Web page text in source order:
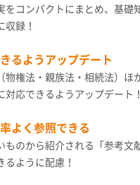
をコンパクトにまとめ、基
録！
るようアップデート
物権法・親族法・相続法）
応できるようアップデート！
よく参照できる
ものから紹介される「参考
ように配慮！